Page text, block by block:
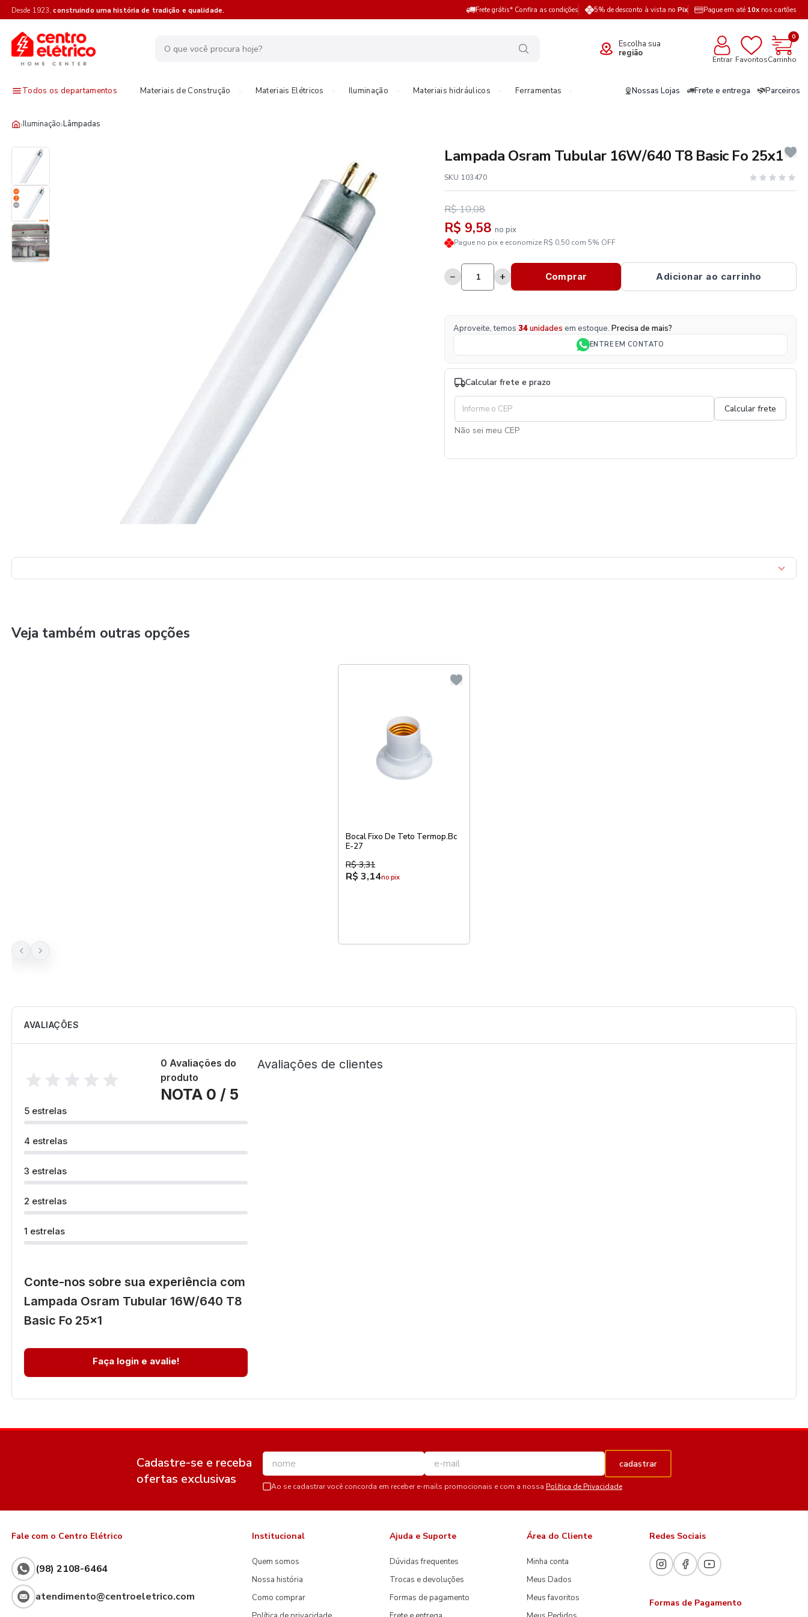
Desde 1923,construindo uma história de tradição e qualidade. Frete grátis* Confira as condições 5% de desconto à vista no Pix Pague em até 10x nos cartões
Escolha sua
região
Entrar Favoritos
0
Carrinho
Todos os departamentos Materiais de Construção Materiais Elétricos Iluminação Materiais hidráulicos Ferramentas Nossas Lojas Frete e entrega Parceiros
›Iluminação›Lâmpadas
Lampada Osram Tubular 16W/640 T8 Basic Fo 25x1
SKU 103470
R$ 10,08
R$ 9,58 no pix
Pague no pix e economize R$ 0,50 com 5% OFF
− + Comprar Adicionar ao carrinho
Aproveite, temos 34unidades em estoque. Precisa de mais?
ENTRE EM CONTATO
Calcular frete e prazo
Não sei meu CEP
Veja também outras opções
Bocal Fixo De Teto Termop.Bc
E-27
R$ 3,31
R$ 3,14no pix
AVALIAÇÕES
0 Avaliações do
produto
NOTA 0 / 5
5 estrelas
4 estrelas
3 estrelas
2 estrelas
1 estrelas
Conte-nos sobre sua experiência com
Lampada Osram Tubular 16W/640 T8
Basic Fo 25x1
Faça login e avalie!
Avaliações de clientes
Cadastre-se e receba
ofertas exclusivas
cadastrar
Ao se cadastrar você concorda em receber e-mails promocionais e com a nossa Política de Privacidade
Fale com o Centro Elétrico
(98) 2108-6464
atendimento@centroeletrico.com
Institucional
Quem somos
Nossa história
Como comprar
Ajuda e Suporte
Dúvidas frequentes
Trocas e devoluções
Formas de pagamento
Área do Cliente
Minha conta
Meus Dados
Meus favoritos
Redes Sociais
Formas de Pagamento